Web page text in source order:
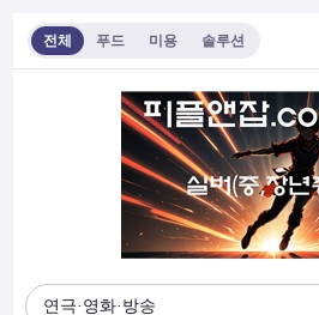
전체 푸드 미용 솔루션